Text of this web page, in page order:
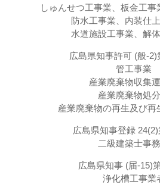
しゅんせつ工事業、板金工事
防水工事業、内装仕上
水道施設工事業、解体
広島県知事許可 (般-2)
管工事業
産業廃棄物収集
産業廃棄物処
産業廃棄物の再生及び再
広島県知事登録
二級建築士事
広島県知事 (届-15)
浄化槽工事業